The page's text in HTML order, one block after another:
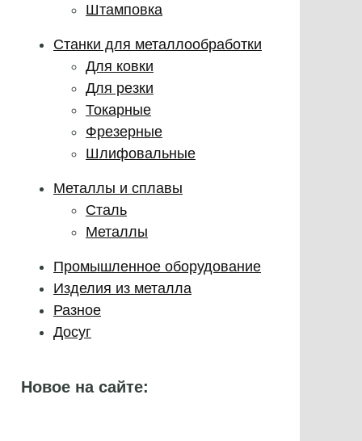
Штамповка
Станки для металлообработки
Для ковки
Для резки
Токарные
Фрезерные
Шлифовальные
Металлы и сплавы
Сталь
Металлы
Промышленное оборудование
Изделия из металла
Разное
Досуг
Новое на сайте: